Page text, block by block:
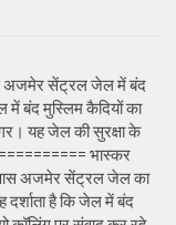
से अजमेर सेंट्रल जेल में बंद
में बंद मुस्लिम कैदियों का
यह जेल की सुरक्षा के
भास्कर
अजमेर सेंट्रल जेल का
दर्शाता है कि जेल में बंद